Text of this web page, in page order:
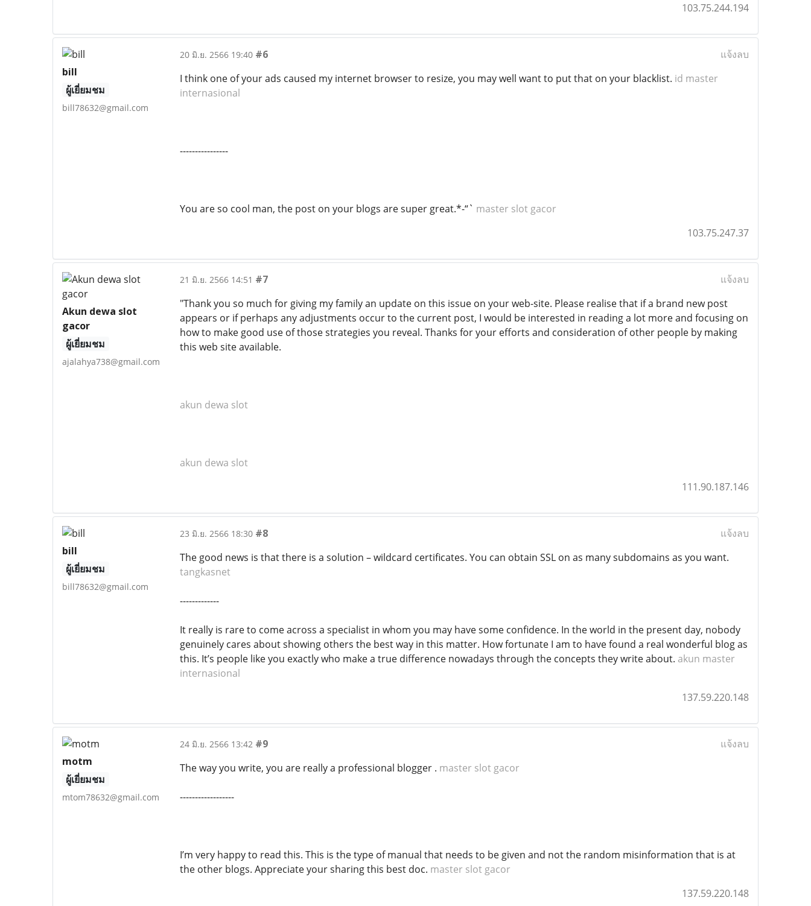
103.75.244.194
bill
ผู้เยี่ยมชม
bill78632@gmail.com
20 มิ.ย. 2566 19:40 #6
แจ้งลบ
I think one of your ads caused my internet browser to resize, you may well want to put that on your blacklist. id master
internasional
----------------
You are so cool man, the post on your blogs are super great.*-“` master slot gacor
103.75.247.37
Akun dewa slot
gacor
ผู้เยี่ยมชม
ajalahya738@gmail.com
21 มิ.ย. 2566 14:51 #7
แจ้งลบ
"Thank you so much for giving my family an update on this issue on your web-site. Please realise that if a brand new post
appears or if perhaps any adjustments occur to the current post, I would be interested in reading a lot more and focusing on
how to make good use of those strategies you reveal. Thanks for your efforts and consideration of other people by making
this web site available.
akun dewa slot
akun dewa slot
111.90.187.146
bill
ผู้เยี่ยมชม
bill78632@gmail.com
23 มิ.ย. 2566 18:30 #8
แจ้งลบ
The good news is that there is a solution – wildcard certificates. You can obtain SSL on as many subdomains as you want.
tangkasnet
-------------
It really is rare to come across a specialist in whom you may have some confidence. In the world in the present day, nobody
genuinely cares about showing others the best way in this matter. How fortunate I am to have found a real wonderful blog as
this. It’s people like you exactly who make a true difference nowadays through the concepts they write about. akun master
internasional
137.59.220.148
motm
ผู้เยี่ยมชม
mtom78632@gmail.com
24 มิ.ย. 2566 13:42 #9
แจ้งลบ
The way you write, you are really a professional blogger . master slot gacor
------------------
I’m very happy to read this. This is the type of manual that needs to be given and not the random misinformation that is at
the other blogs. Appreciate your sharing this best doc. master slot gacor
137.59.220.148